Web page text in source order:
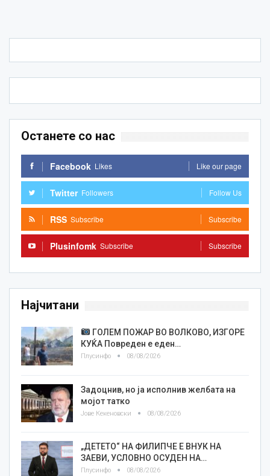
Останете со нас
Facebook Likes Like our page
Twitter Followers Follow Us
RSS Subscribe Subscribe
Plusinfomk Subscribe Subscribe
Најчитани
ГОЛЕМ ПОЖАР ВО ВОЛКОВО, ИЗГОРЕ
КУЌА Повреден е еден…
Плусинфо 08/08/2026
Задоцнив, но ја исполнив желбата на
мојот татко
Јове Кекеновски 08/08/2026
„ДЕТЕТО“ НА ФИЛИПЧЕ Е ВНУК НА
ЗАЕВИ, УСЛОВНО ОСУДЕН НА…
Плусинфо 08/08/2026